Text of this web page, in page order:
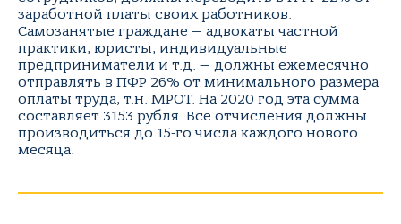
заработной платы своих работников.
Самозанятые граждане — адвокаты частной
практики, юристы, индивидуальные
предприниматели и т.д. — должны ежемесячно
отправлять в ПФР 26% от минимального размера
оплаты труда, т.н. МРОТ. На 2020 год эта сумма
составляет 3153 рубля. Все отчисления должны
производиться до 15-го числа каждого нового
месяца.